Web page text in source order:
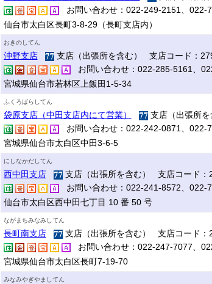
お問い合わせ：022-249-2151、022-
仙台市太白区長町3-8-29（長町支店内）
おきのしてん
沖野支店
支店（出張所を含む） 支店コード：
お問い合わせ：022-285-5161、
宮城県仙台市若林区上飯田1-5-34
ふくろばらしてん
袋原支店（中田支店内にて営業）
支店（出張所
お問い合わせ：022-242-0871、022-
宮城県仙台市太白区中田3-6-5
にしなかだしてん
西中田支店
支店（出張所を含む） 支店コード：
お問い合わせ：022-241-8572、022-
仙台市太白区西中田七丁目 10 番 50 号
ながまちみなみしてん
長町南支店
支店（出張所を含む） 支店コード：
お問い合わせ：022-247-7077、
宮城県仙台市太白区長町7-19-70
みなみやぎやましてん